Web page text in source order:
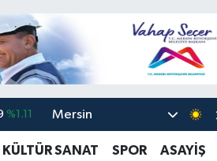
%0.18
%0.32
Mersin
KÜLTÜR SANAT SPOR
ASAYİŞ